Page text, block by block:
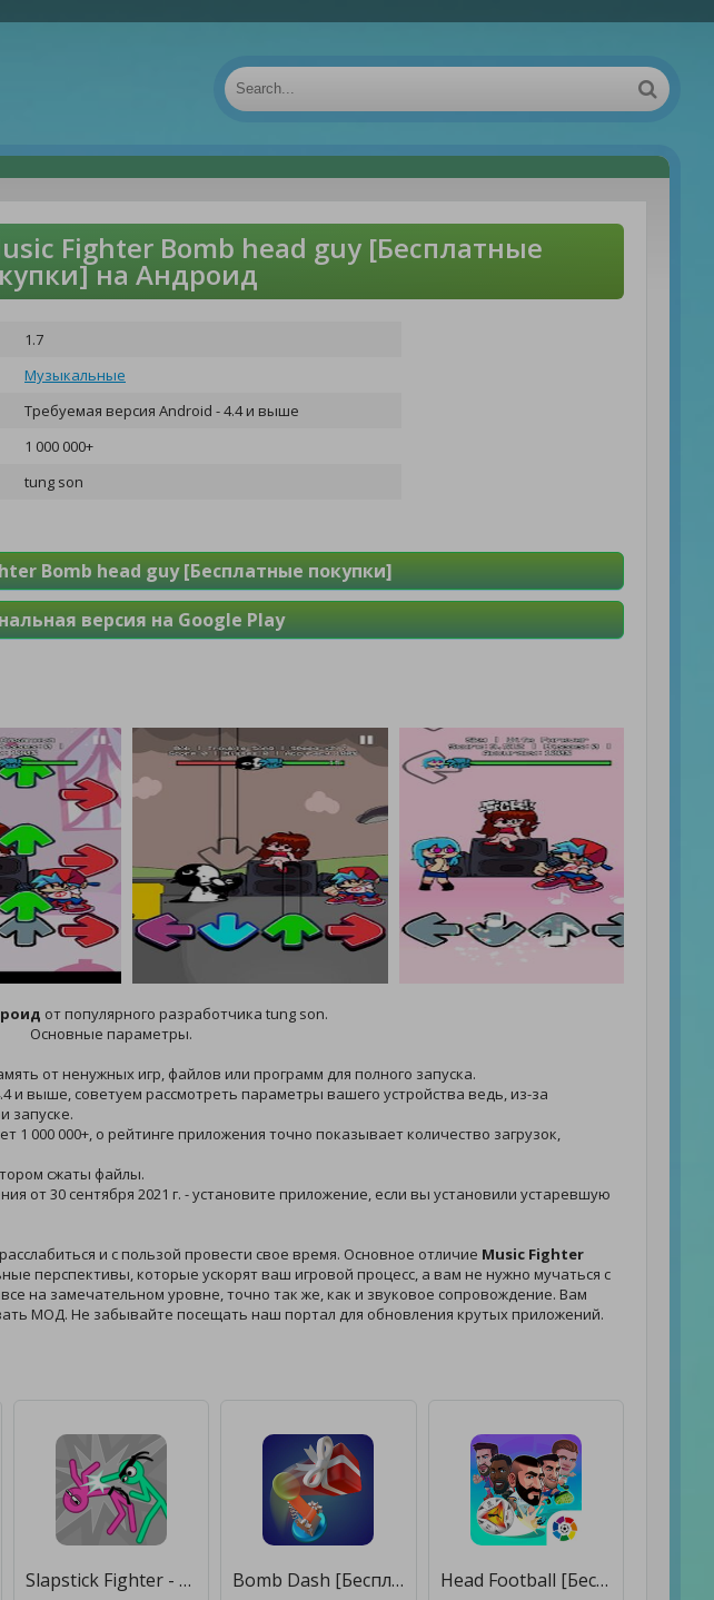
Fighter Bomb head guy [Бесплатные
на Андроид
1.7
Музыкальные
Требуемая версия Android - 4.4 и выше
1 000 000+
tung son
Bomb head guy [Бесплатные покупки]
версия на Google Play
от популярного разработчика tung son.
Основные параметры.
от ненужных игр, файлов или программ для полного запуска.
и выше, советуем рассмотреть параметры вашего устройства ведь, из-за
запуске.
1 000 000+, о рейтинге приложения точно показывает количество загрузок,
сжаты файлы.
от 30 сентября 2021 г. - установите приложение, если вы установили устаревшую
и с пользой провести свое время. Основное отличие Music Fighter
перспективы, которые ускорят ваш игровой процесс, а вам не нужно мучаться с
на замечательном уровне, точно так же, как и звуковое сопровождение. Вам
МОД. Не забывайте посещать наш портал для обновления крутых приложений.
Slapstick Fighter - Stickman Ragdoll Fighting Game [Бесплатные покупки] Bomb Dash [Бесплатные покупки] Head Football [Бесплатные покупки]